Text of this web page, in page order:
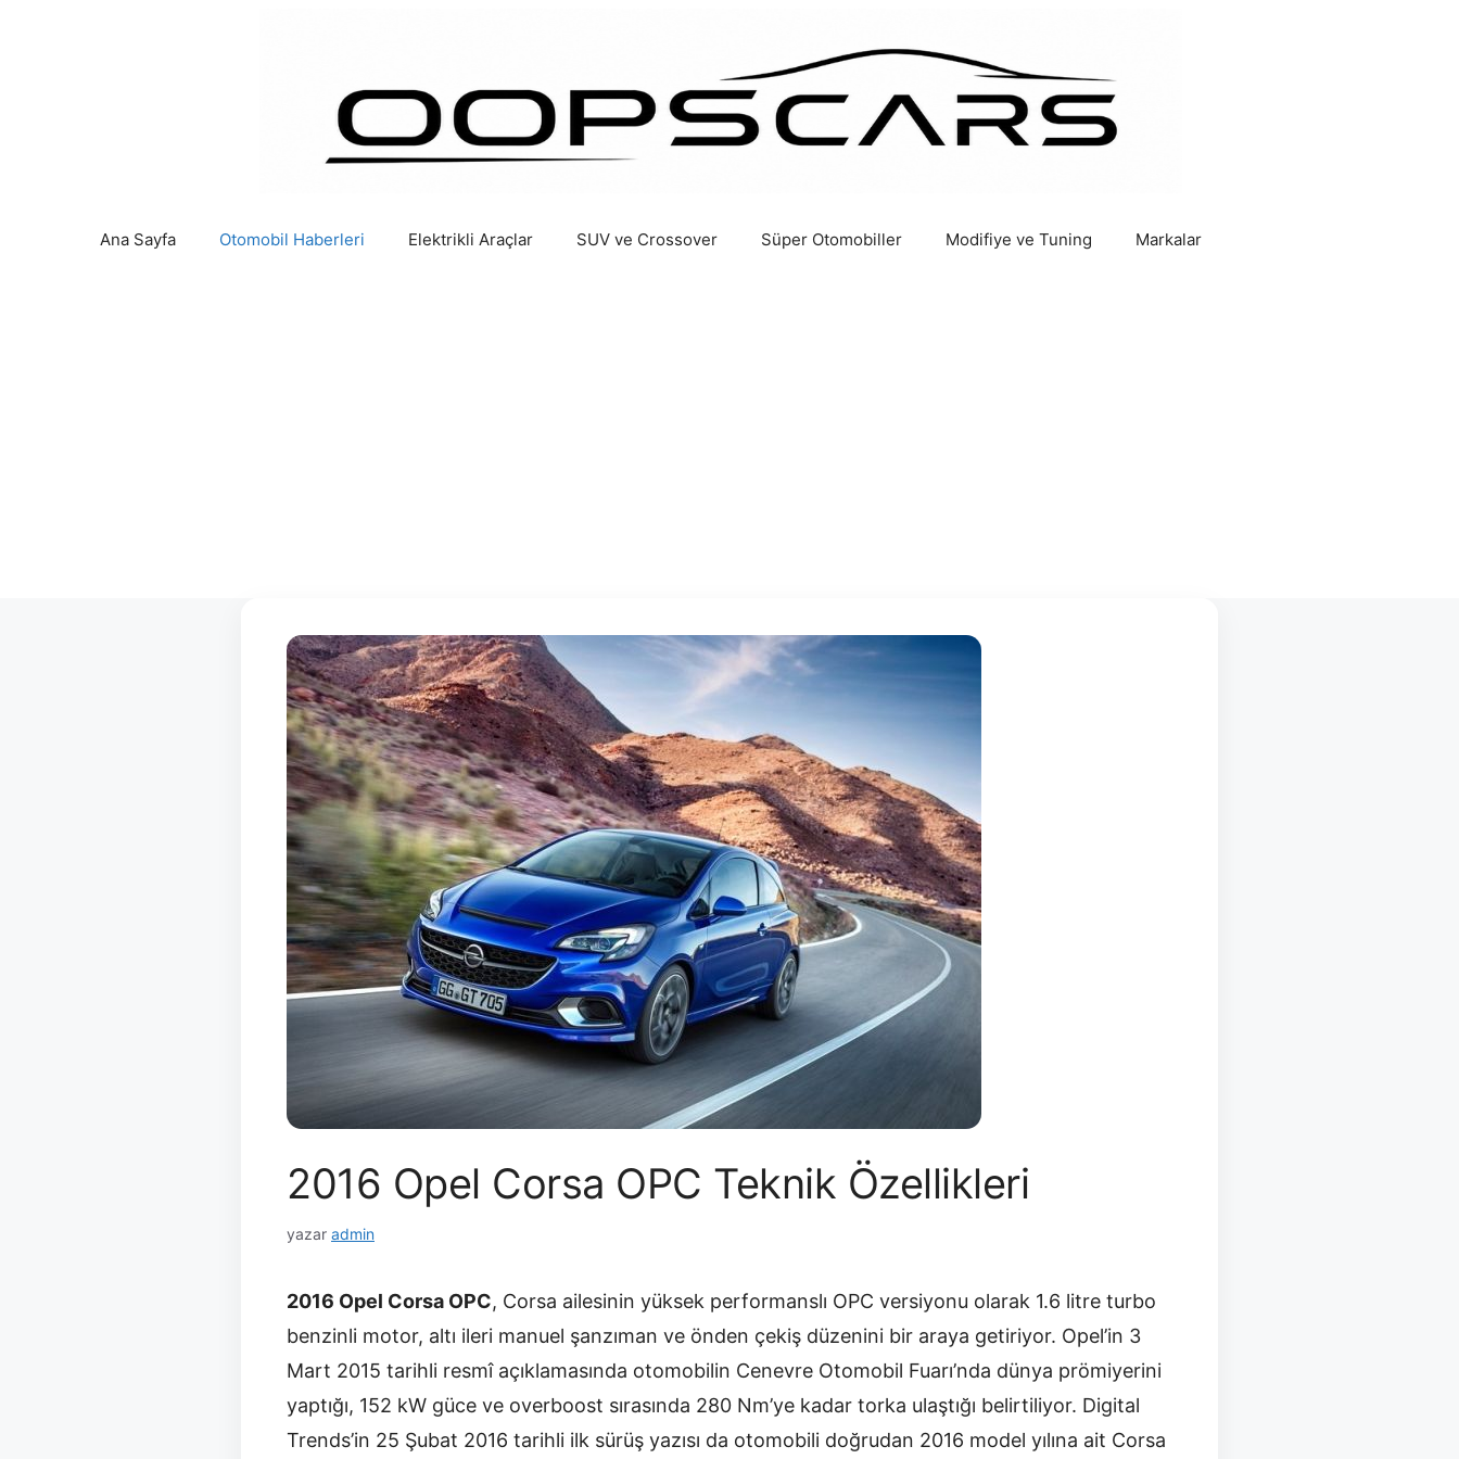
Ana Sayfa Otomobil Haberleri Elektrikli Araçlar SUV ve Crossover Süper Otomobiller Modifiye ve Tuning Markalar
2016 Opel Corsa OPC Teknik Özellikleri
yazar admin
2016 Opel Corsa OPC, Corsa ailesinin yüksek performanslı OPC versiyonu olarak 1.6 litre turbo
benzinli motor, altı ileri manuel şanzıman ve önden çekiş düzenini bir araya getiriyor. Opel’in 3
Mart 2015 tarihli resmî açıklamasında otomobilin Cenevre Otomobil Fuarı’nda dünya prömiyerini
yaptığı, 152 kW güce ve overboost sırasında 280 Nm’ye kadar torka ulaştığı belirtiliyor. Digital
Trends’in 25 Şubat 2016 tarihli ilk sürüş yazısı da otomobili doğrudan 2016 model yılına ait Corsa